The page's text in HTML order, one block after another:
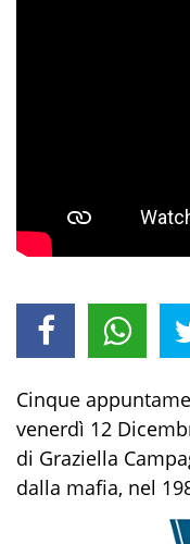
Cinque
venerdì 12
di Graziella
dalla mafia, nel